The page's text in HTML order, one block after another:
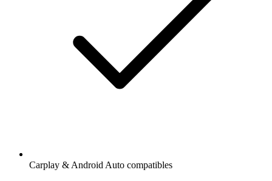
Carplay & Android Auto compatibles